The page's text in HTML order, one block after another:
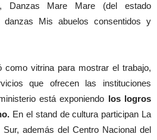
Danzas Mare Mare (del estado
danzas Mis abuelos consentidos y
como vitrina para mostrar el trabajo,
que ofrecen las instituciones
está exponiendo los logros
En el stand de cultura participan La
además del Centro Nacional del